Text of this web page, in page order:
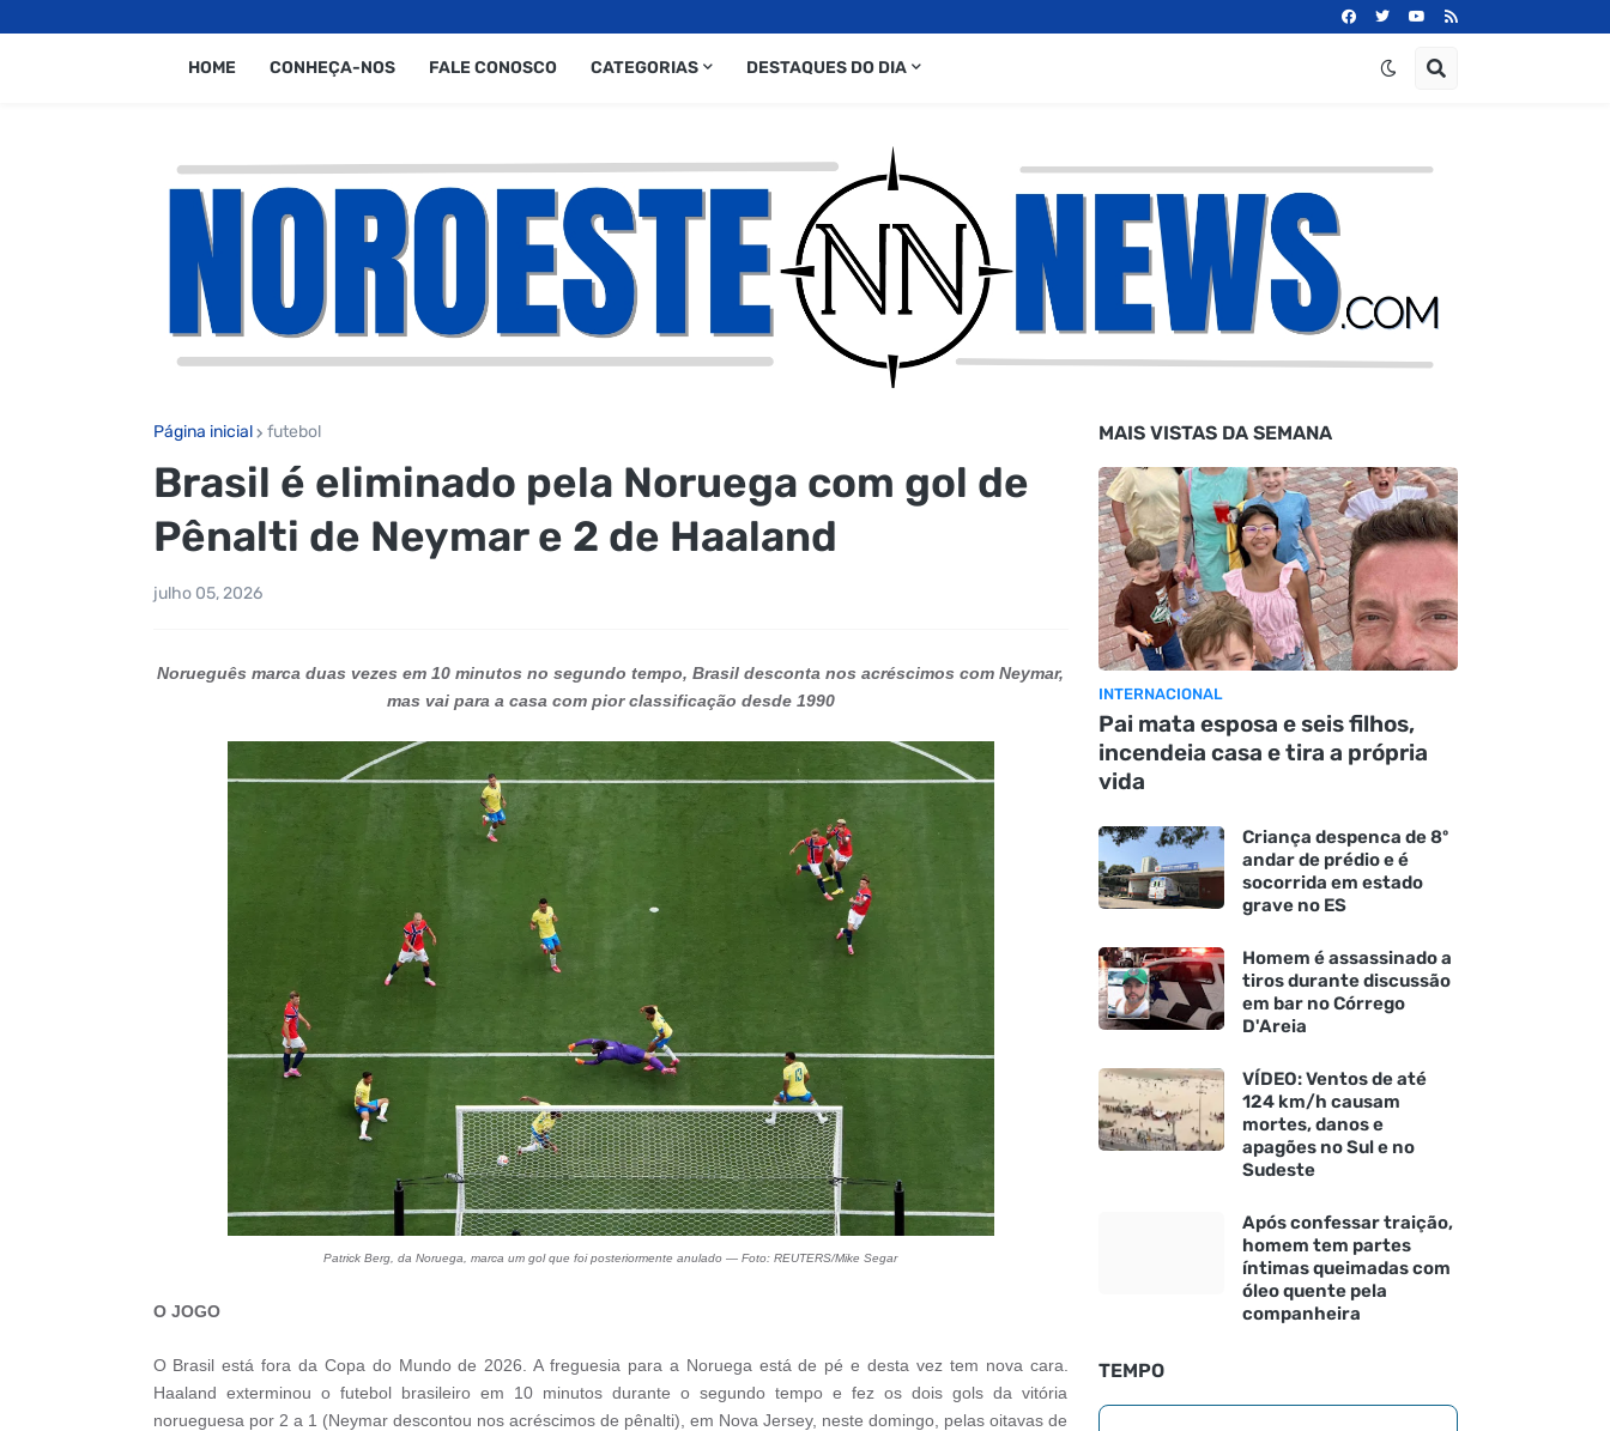
HOME CONHEÇA-NOS FALE CONOSCO CATEGORIAS DESTAQUES DO DIA
Página inicial futebol
Brasil é eliminado pela Noruega com gol de
Pênalti de Neymar e 2 de Haaland
julho 05, 2026
Norueguês marca duas vezes em 10 minutos no segundo tempo, Brasil desconta nos acréscimos com Neymar,
mas vai para a casa com pior classificação desde 1990
Patrick Berg, da Noruega, marca um gol que foi posteriormente anulado — Foto: REUTERS/Mike Segar
O JOGO
O Brasil está fora da Copa do Mundo de 2026. A freguesia para a Noruega está de pé e desta vez tem nova cara.
Haaland exterminou o futebol brasileiro em 10 minutos durante o segundo tempo e fez os dois gols da vitória
norueguesa por 2 a 1 (Neymar descontou nos acréscimos de pênalti), em Nova Jersey, neste domingo, pelas oitavas de
MAIS VISTAS DA SEMANA
INTERNACIONAL
Pai mata esposa e seis filhos,
incendeia casa e tira a própria
vida
Criança despenca de 8º
andar de prédio e é
socorrida em estado
grave no ES
Homem é assassinado a
tiros durante discussão
em bar no Córrego
D'Areia
VÍDEO: Ventos de até
124 km/h causam
mortes, danos e
apagões no Sul e no
Sudeste
Após confessar traição,
homem tem partes
íntimas queimadas com
óleo quente pela
companheira
TEMPO